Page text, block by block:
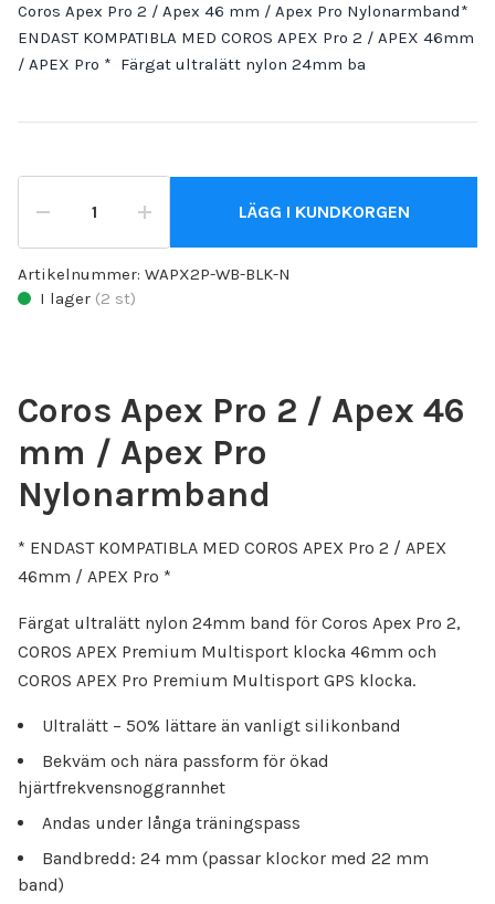
Coros Apex Pro 2 / Apex 46 mm / Apex Pro Nylonarmband*
ENDAST KOMPATIBLA MED COROS APEX Pro 2 / APEX 46mm
/ APEX Pro * Färgat ultralätt nylon 24mm ba
LÄGG I KUNDKORGEN
Artikelnummer: WAPX2P-WB-BLK-N
I lager (2 st)
Coros Apex Pro 2 / Apex 46
mm / Apex Pro
Nylonarmband
* ENDAST KOMPATIBLA MED COROS APEX Pro 2 / APEX
46mm / APEX Pro *
Färgat ultralätt nylon 24mm band för Coros Apex Pro 2,
COROS APEX Premium Multisport klocka 46mm och
COROS APEX Pro Premium Multisport GPS klocka.
Ultralätt – 50% lättare än vanligt silikonband
Bekväm och nära passform för ökad
hjärtfrekvensnoggrannhet
Andas under långa träningspass
Bandbredd: 24 mm (passar klockor med 22 mm
band)